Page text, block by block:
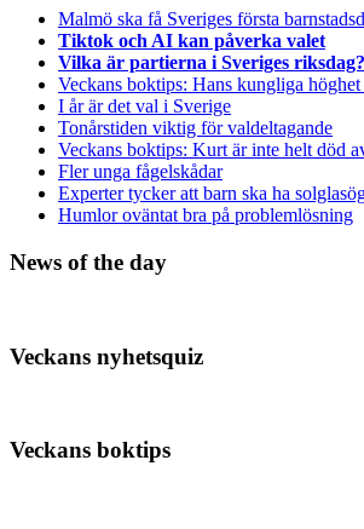
Malmö ska få Sveriges första
Tiktok och AI kan påverka valet
Vilka är partierna i Sveriges riksdag?
Veckans boktips: Hans kungliga
I år är det val i Sverige
Tonårstiden viktig för valdeltagande
Veckans boktips: Kurt är inte helt död
Fler unga fågelskådar
Experter tycker att barn ska ha
Humlor oväntat bra på problemlösning
News of the day
Veckans nyhetsquiz
Veckans boktips